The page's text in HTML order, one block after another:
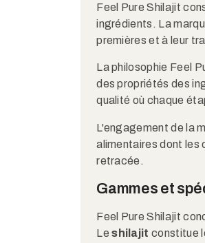
Feel Pure Shilajit
ingrédients. La
premières et à leur
La philosophie Feel
des propriétés des
qualité où chaque
L'engagement de la
alimentaires dont les
retracée.
Gammes et
Feel Pure Shilajit
Leshilajit constitue